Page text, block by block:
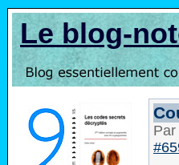
Le blog-